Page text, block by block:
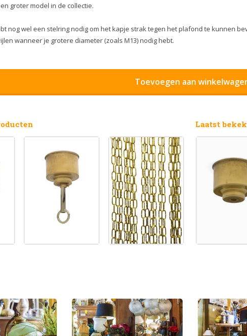
groter model in de collectie.
nog wel een stelring nodig om het kapje strak tegen het plafond te kunnen
wanneer je grotere diameter (zoals M13) nodig hebt.
Toevoegen aan
Laatst